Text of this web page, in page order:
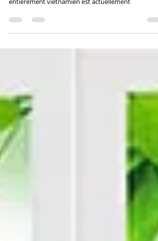
Partagez une belle police complète SVN-Gotham
entièrement vietnamien est actuellement